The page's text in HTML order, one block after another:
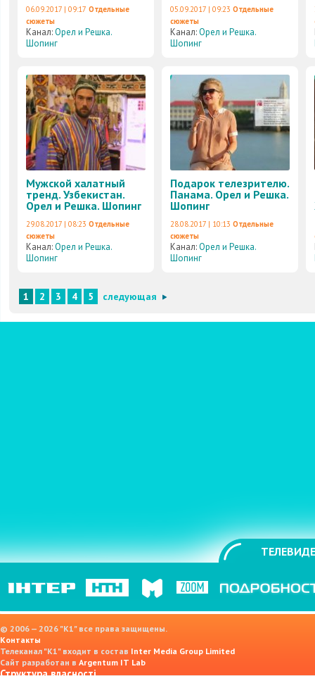
06.09.2017 | 09:17 Отдельные
сюжеты
Канал:Орел и Решка.
Шопинг
05.09.2017 | 09:23 Отдельные
сюжеты
Канал:Орел и Решка.
Шопинг
Мужской халатный
тренд. Узбекистан.
Орел и Решка. Шопинг
29.08.2017 | 08:23 Отдельные
сюжеты
Канал:Орел и Решка.
Шопинг
Подарок телезрителю.
Панама. Орел и Решка.
Шопинг
28.08.2017 | 10:13 Отдельные
сюжеты
Канал:Орел и Решка.
Шопинг
1 2 3 4 5 следующая
© 2006 — 2026 "K1" все права защищены.
Контакты
Телеканал "К1" входит в состав Inter Media Group Limited
Сайт разработан в Argentum IT Lab